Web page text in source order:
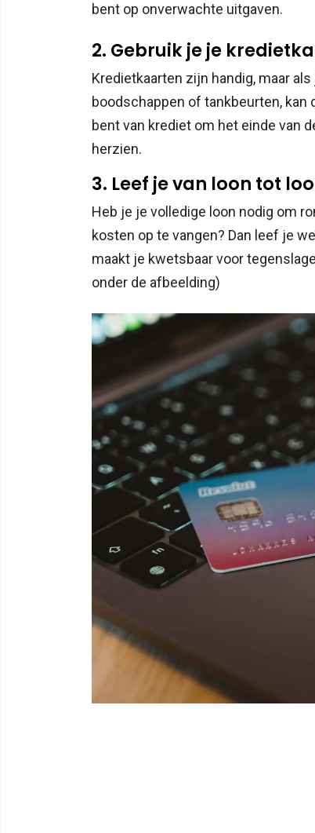
bent op onverwachte uitgaven.
2. Gebruik je je
Kredietkaarten zijn handig, maar
boodschappen of tankbeurten,
bent van krediet om het einde van
herzien.
3. Leef je van loon tot
Heb je je volledige loon nodig om
kosten op te vangen? Dan leef je
maakt je kwetsbaar voor
onder de afbeelding)